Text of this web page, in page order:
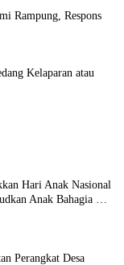
Rampung, Respons
Kelaparan atau
Hari Anak Nasional
Anak Bahagia dan
Perangkat Desa